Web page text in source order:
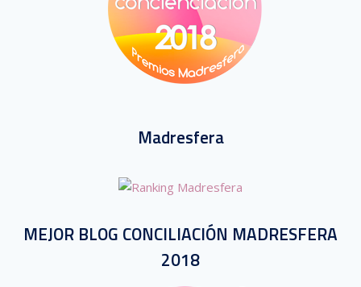
Madresfera
MEJOR BLOG CONCILIACIÓN MADRESFERA
2018